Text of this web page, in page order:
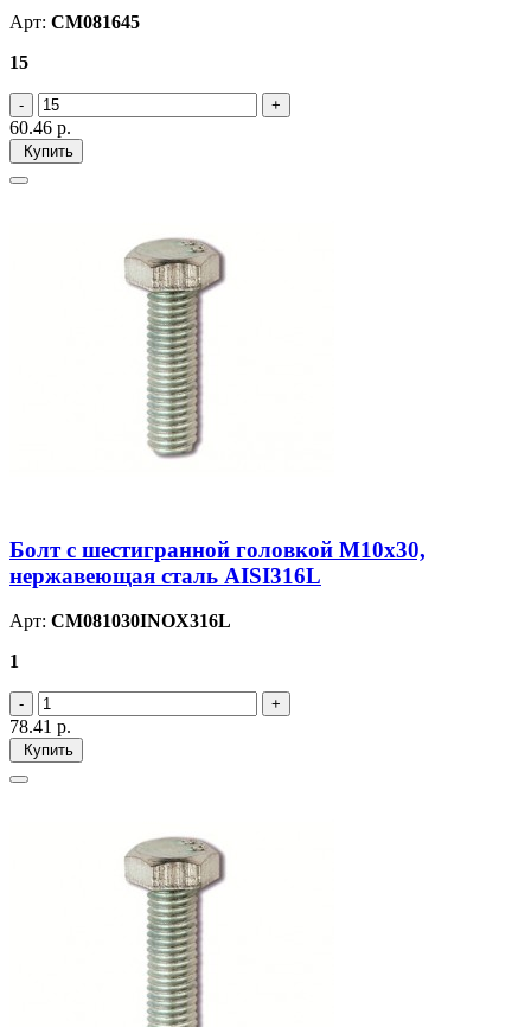
Арт: CM081645
15
60.46 р.
Купить
Болт с шестигранной головкой М10х30,
нержавеющая сталь AISI316L
Арт: CM081030INOX316L
1
78.41 р.
Купить